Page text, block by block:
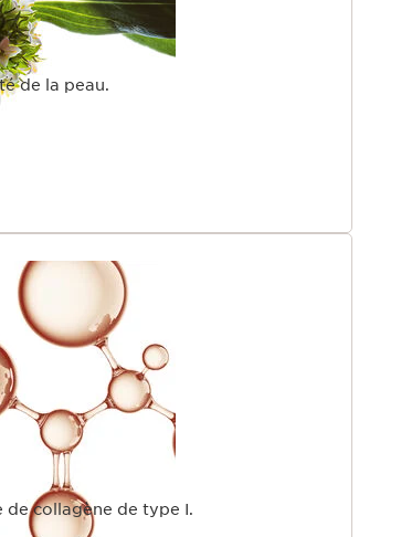
de la peau.
de collagène de type I.